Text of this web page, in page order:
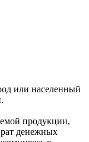
или населенный
продукции,
денежных